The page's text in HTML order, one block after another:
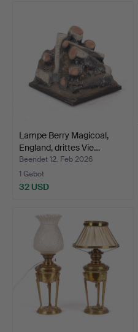
Lampe Berry Magicoal,
England, drittes Vie…
Beendet 12. Feb 2026
1 Gebot
32 USD